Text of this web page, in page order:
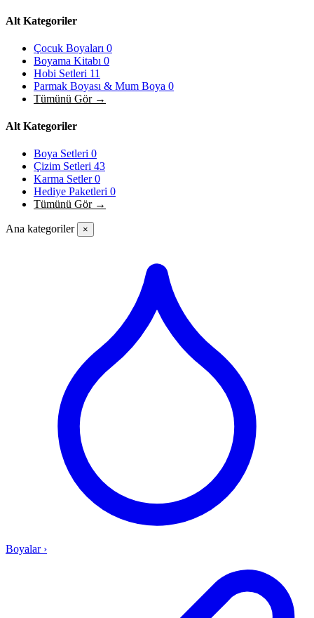
Alt Kategoriler
Çocuk Boyaları 0
Boyama Kitabı 0
Hobi Setleri 11
Parmak Boyası & Mum Boya 0
Tümünü Gör →
Alt Kategoriler
Boya Setleri 0
Çizim Setleri 43
Karma Setler0
Hediye Paketleri 0
Tümünü Gör →
Ana kategoriler ×
Boyalar ›